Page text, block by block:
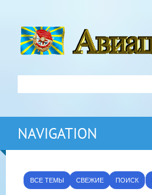
NAVIGATION
ВСЕ ТЕМЫ СВЕЖИЕ ПОИСК